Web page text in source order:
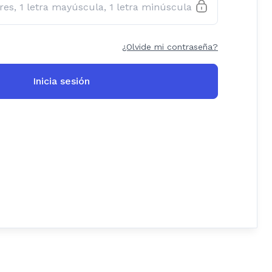
¿Olvide mi contraseña?